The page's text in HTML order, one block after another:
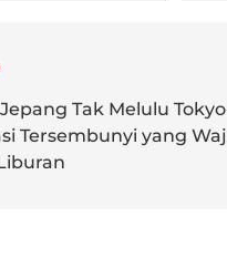
Tak Melulu
Tersembunyi yang